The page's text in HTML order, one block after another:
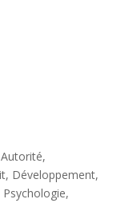
Autorité,
, Développement,
Psychologie,